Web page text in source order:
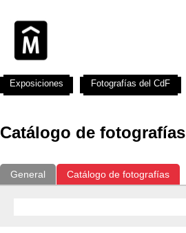
Catálogo de fotografías
General Catálogo de fotografías
Exposiciones Fotografías del CdF